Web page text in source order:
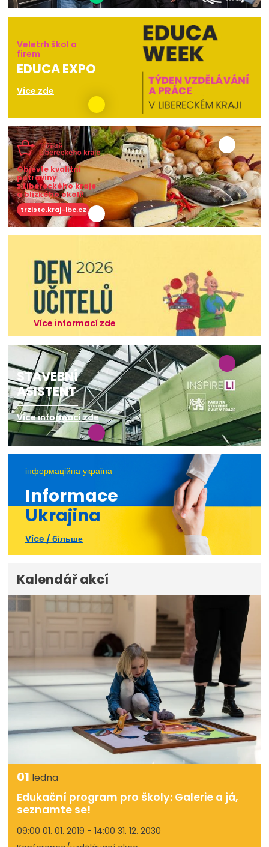
Veletrh škol a
firem
EDUCA EXPO
Více zde
Objevte kvalitní
potraviny
z Libereckého kraje
a blízkého okolí!
trziste.kraj-lbc.cz
Více informací zde
STAVEBNÍ
ASISTENT
Více informací zde
інформаційна україна
Informace
Ukrajina
Více / більше
Kalendář akcí
01 ledna
Edukační program pro školy: Galerie a já,
seznamte se!
09:00 01. 01. 2019 - 14:00 31. 12. 2030